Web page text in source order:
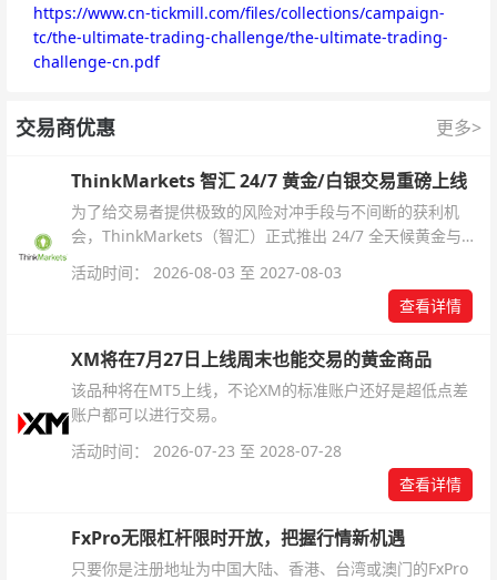
https://www.cn-tickmill.com/files/collections/campaign-
tc/the-ultimate-trading-challenge/the-ultimate-trading-
challenge-cn.pdf
交易商优惠 更多>
ThinkMarkets 智汇 24/7 黄金/白银交易重磅上线
为了给交易者提供极致的风险对冲手段与不间断的获利机
会，ThinkMarkets（智汇）正式推出 24/7 全天候黄金与白
杆配置、支持软件及交易细则。
活动时间： 2026-08-03 至 2027-08-03
查看详情
XM将在7月27日上线周末也能交易的黄金商品
该品种将在MT5上线，不论XM的标准账户还好是超低点差
账户都可以进行交易。
活动时间： 2026-07-23 至 2028-07-28
查看详情
FxPro无限杠杆限时开放，把握行情新机遇
只要你是注册地址为中国大陆、香港、台湾或澳门的FxPro